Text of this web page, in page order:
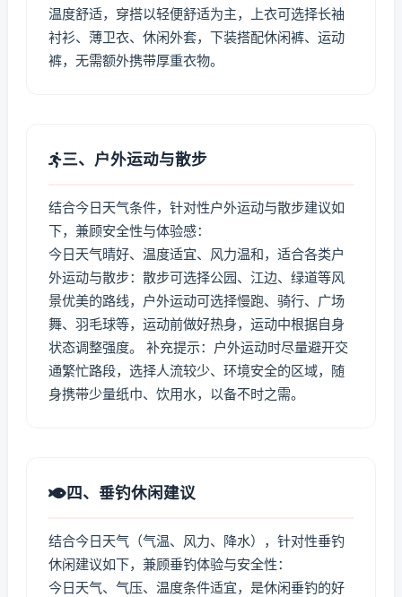
温度舒适，穿搭以轻便舒适为主，上衣可选择长袖
衬衫、薄卫衣、休闲外套，下装搭配休闲裤、运动
裤，无需额外携带厚重衣物。
三、户外运动与散步
结合今日天气条件，针对性户外运动与散步建议如
下，兼顾安全性与体验感：
今日天气晴好、温度适宜、风力温和，适合各类户
外运动与散步：散步可选择公园、江边、绿道等风
景优美的路线，户外运动可选择慢跑、骑行、广场
舞、羽毛球等，运动前做好热身，运动中根据自身
状态调整强度。 补充提示：户外运动时尽量避开交
通繁忙路段，选择人流较少、环境安全的区域，随
身携带少量纸巾、饮用水，以备不时之需。
四、垂钓休闲建议
结合今日天气（气温、风力、降水），针对性垂钓
休闲建议如下，兼顾垂钓体验与安全性：
今日天气、气压、温度条件适宜，是休闲垂钓的好